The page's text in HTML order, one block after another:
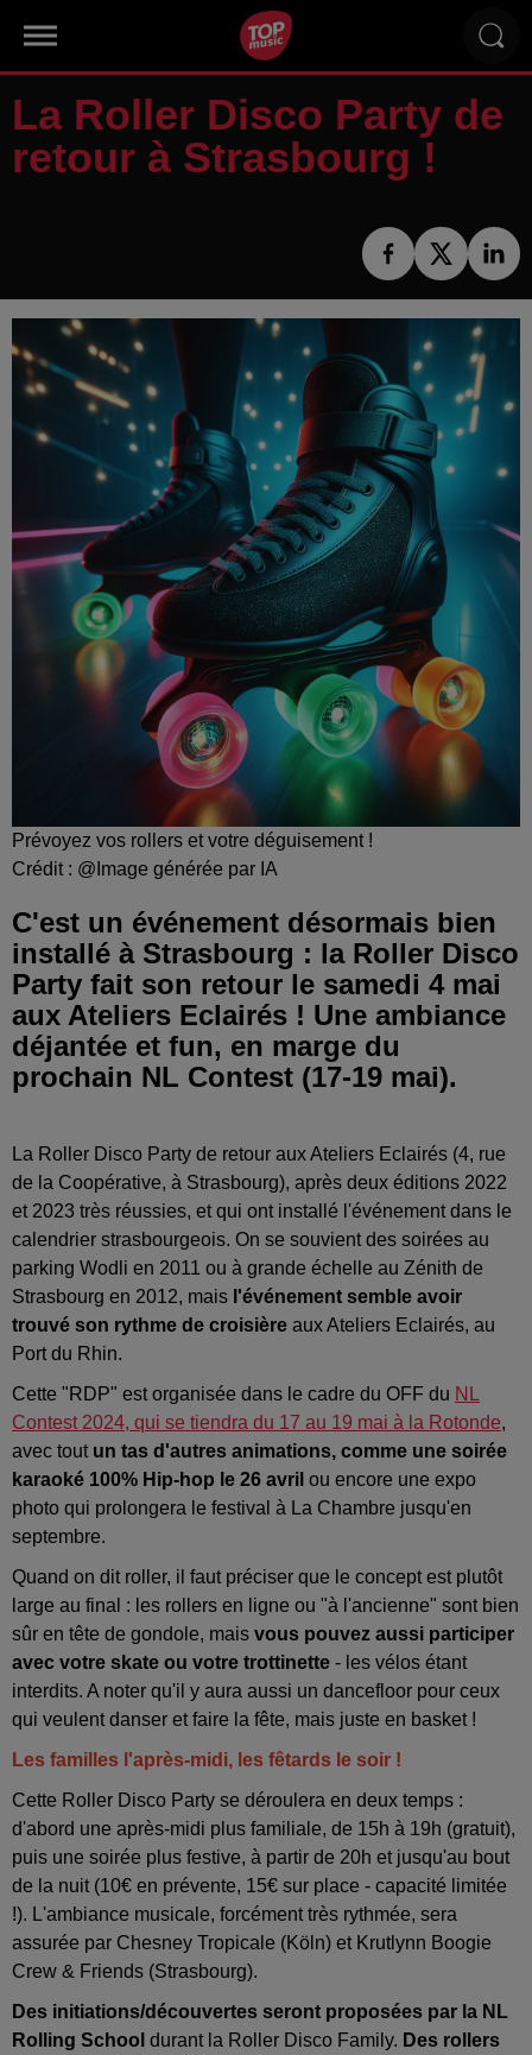
La Roller Disco Party de
retour à Strasbourg !
Prévoyez vos rollers et votre déguisement !
Crédit : @Image générée par IA
C'est un événement désormais bien
installé à Strasbourg : la Roller Disco
Party fait son retour le samedi 4 mai
aux Ateliers Eclairés ! Une ambiance
déjantée et fun, en marge du
prochain NL Contest (17-19 mai).
La Roller Disco Party de retour aux Ateliers Eclairés (4, rue
de la Coopérative, à Strasbourg), après deux éditions 2022
et 2023 très réussies, et qui ont installé l'événement dans le
calendrier strasbourgeois. On se souvient des soirées au
parking Wodli en 2011 ou à grande échelle au Zénith de
Strasbourg en 2012, mais l'événement semble avoir
trouvé son rythme de croisière aux Ateliers Eclairés, au
Port du Rhin.
Cette "RDP" est organisée dans le cadre du OFF du NL
Contest 2024, qui se tiendra du 17 au 19 mai à la Rotonde,
avec tout un tas d'autres animations, comme une soirée
karaoké 100% Hip-hop le 26 avril ou encore une expo
photo qui prolongera le festival à La Chambre jusqu'en
septembre.
Quand on dit roller, il faut préciser que le concept est plutôt
large au final : les rollers en ligne ou "à l'ancienne" sont bien
sûr en tête de gondole, mais vous pouvez aussi participer
avec votre skate ou votre trottinette - les vélos étant
interdits. A noter qu'il y aura aussi un dancefloor pour ceux
qui veulent danser et faire la fête, mais juste en basket !
Les familles l'après-midi, les fêtards le soir !
Cette Roller Disco Party se déroulera en deux temps :
d'abord une après-midi plus familiale, de 15h à 19h (gratuit),
puis une soirée plus festive, à partir de 20h et jusqu'au bout
de la nuit (10€ en prévente, 15€ sur place - capacité limitée
!). L'ambiance musicale, forcément très rythmée, sera
assurée par Chesney Tropicale (Köln) et Krutlynn Boogie
Crew & Friends (Strasbourg).
Des initiations/découvertes seront proposées par la NL
Rolling School durant la Roller Disco Family. Des rollers